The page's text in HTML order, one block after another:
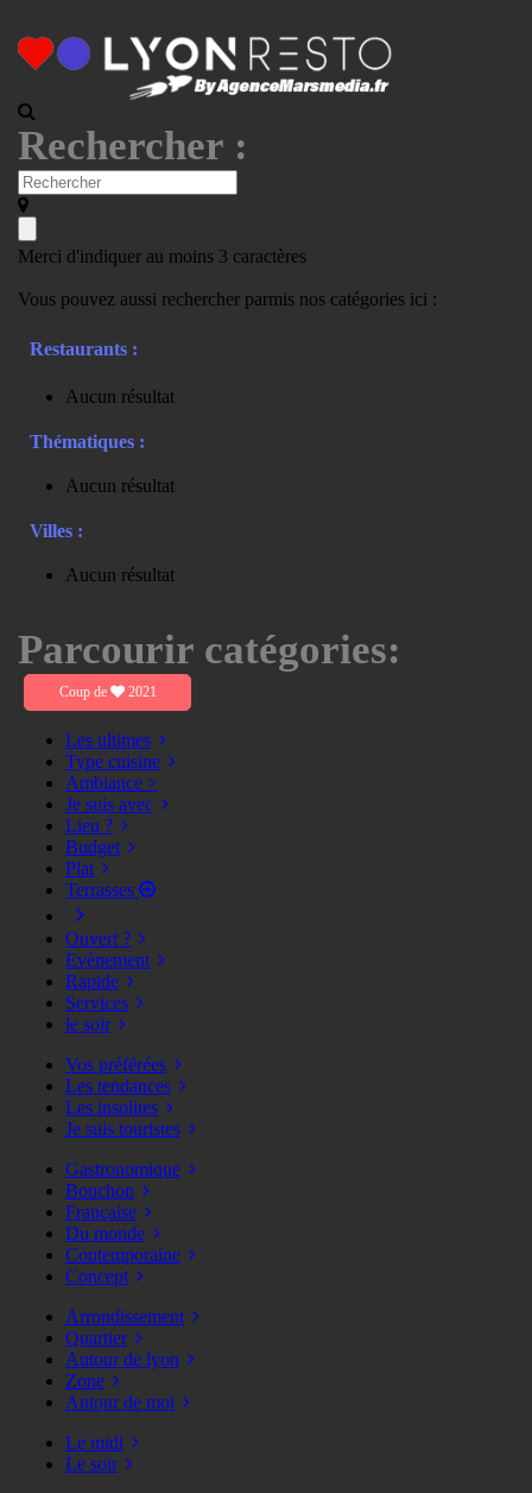
Rechercher :
Merci d'indiquer au moins 3 caractères
Vous pouvez aussi rechercher parmis nos catégories ici :
Restaurants :
Aucun résultat
Thématiques :
Aucun résultat
Villes :
Aucun résultat
Parcourir catégories:
Coup de 2021
Les ultimes
Type cuisine
Ambiance >
Je suis avec
Lieu ?
Budget
Plat
Terrasses
Ouvert ?
Evènement
Rapide
Services
le soir
Vos préférées
Les tendances
Les insolites
Je suis touristes
Gastronomique
Bouchon
Française
Du monde
Contemporaine
Concept
Arrondissement
Quartier
Autour de lyon
Zone
Autour de moi
Le midi
Le soir